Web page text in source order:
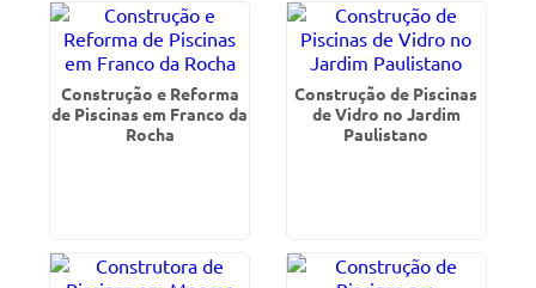
Construção e Reforma
de Piscinas em Franco da
Rocha
Construção de Piscinas
de Vidro no Jardim
Paulistano